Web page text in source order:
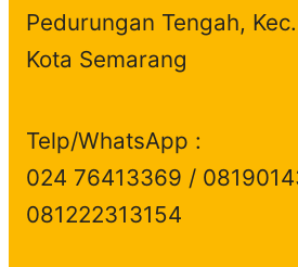
Pedurungan Tengah,
Kota Semarang
Telp/WhatsApp :
024 76413369 /
081222313154